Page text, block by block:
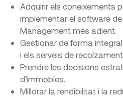
Adquirir els coneixements
implementar el software
Management més adient.
Gestionar de forma
i els serveis de
Prendre les decisions
d’immobles.
Millorar la rendibilitat i la